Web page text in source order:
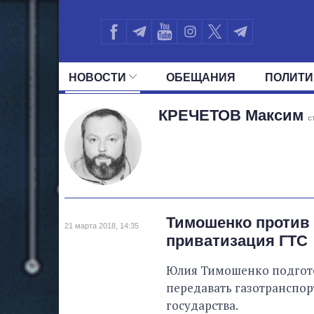
НОВОСТИ ОБЕЩАНИЯ
ВСЕ ПОЛИТИКИ ПРЕЗИДЕНТ И
КРЕЧЕТОВ Максим
21 марта 2018, 14:35
Тимошенко
приватизация ГТС
Юлия Тимошенко
передавать
государства.